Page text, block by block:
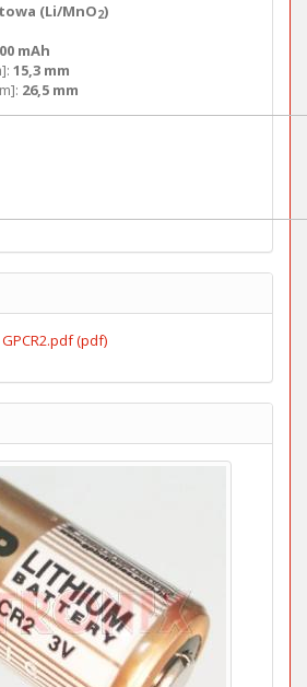
(Li/MnO2)
mAh
15,3 mm
26,5 mm
(pdf)